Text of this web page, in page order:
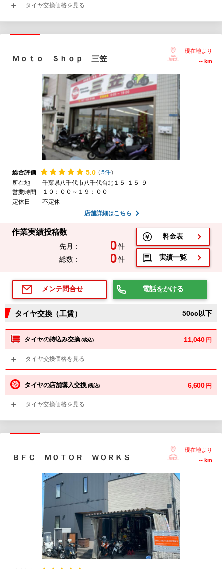
タイヤ交換価格を見る
Ｍｏｔｏ Ｓｈｏｐ 三笠
現在地より
-- km
総合評価 5.0 (5件)
所在地
千葉県八千代市八千代台北１５-１５-９
営業時間
１０：００～１９：００
定休日
不定休
店舗詳細はこちら
作業実績投稿数
先月： 0件
総数：
0件
料金表
実績一覧
メンテ問合せ 電話をかける
タイヤ交換（工賃） 50cc以下
タイヤの持込み交換(税込) 11,040 円
タイヤ交換価格を見る
タイヤの店舗購入交換(税込) 6,600 円
タイヤ交換価格を見る
ＢＦＣ ＭＯＴＯＲ ＷＯＲＫＳ
現在地より
-- km